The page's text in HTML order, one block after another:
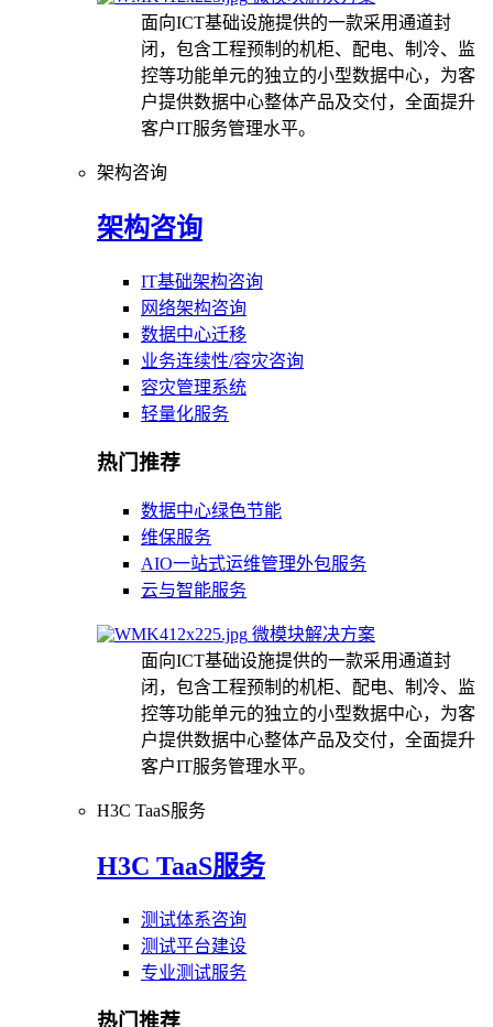
面向ICT基础设施提供的一款采用通道封
闭，包含工程预制的机柜、配电、制冷、监
控等功能单元的独立的小型数据中心，为客
户提供数据中心整体产品及交付，全面提升
客户IT服务管理水平。
架构咨询
架构咨询
IT基础架构咨询
网络架构咨询
数据中心迁移
业务连续性/容灾咨询
容灾管理系统
轻量化服务
热门推荐
数据中心绿色节能
维保服务
AIO一站式运维管理外包服务
云与智能服务
微模块解决方案
面向ICT基础设施提供的一款采用通道封
闭，包含工程预制的机柜、配电、制冷、监
控等功能单元的独立的小型数据中心，为客
户提供数据中心整体产品及交付，全面提升
客户IT服务管理水平。
H3C TaaS服务
H3C TaaS服务
测试体系咨询
测试平台建设
专业测试服务
热门推荐